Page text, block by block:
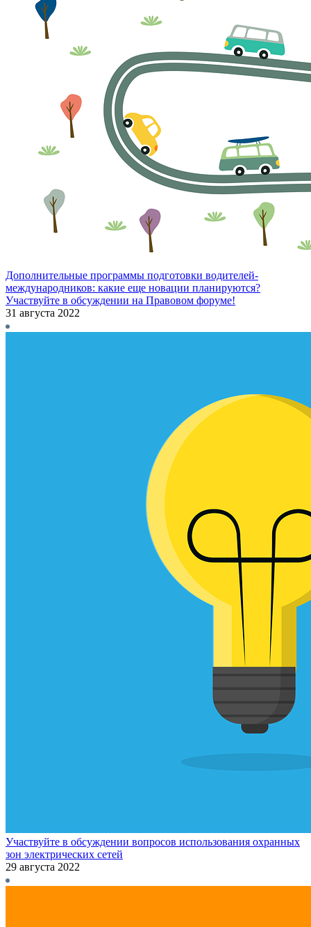
Дополнительные программы подготовки водителей-
международников: какие еще новации планируются?
Участвуйте в обсуждении на Правовом форуме!
31 августа 2022
Участвуйте в обсуждении вопросов использования охранных
зон электрических сетей
29 августа 2022